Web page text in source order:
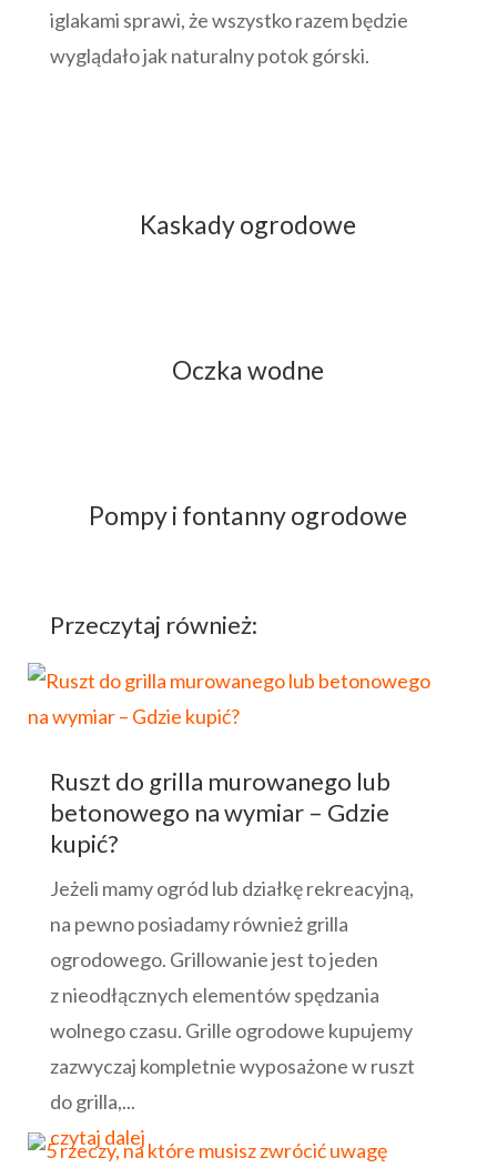
iglakami sprawi, że wszystko razem będzie
wyglądało jak naturalny potok górski.
Kaskady ogrodowe
Oczka wodne
Pompy i fontanny ogrodowe
Przeczytaj również:
Ruszt do grilla murowanego lub
betonowego na wymiar – Gdzie
kupić?
Jeżeli mamy ogród lub działkę rekreacyjną,
na pewno posiadamy również grilla
ogrodowego. Grillowanie jest to jeden
z nieodłącznych elementów spędzania
wolnego czasu. Grille ogrodowe kupujemy
zazwyczaj kompletnie wyposażone w ruszt
do grilla,...
czytaj dalej